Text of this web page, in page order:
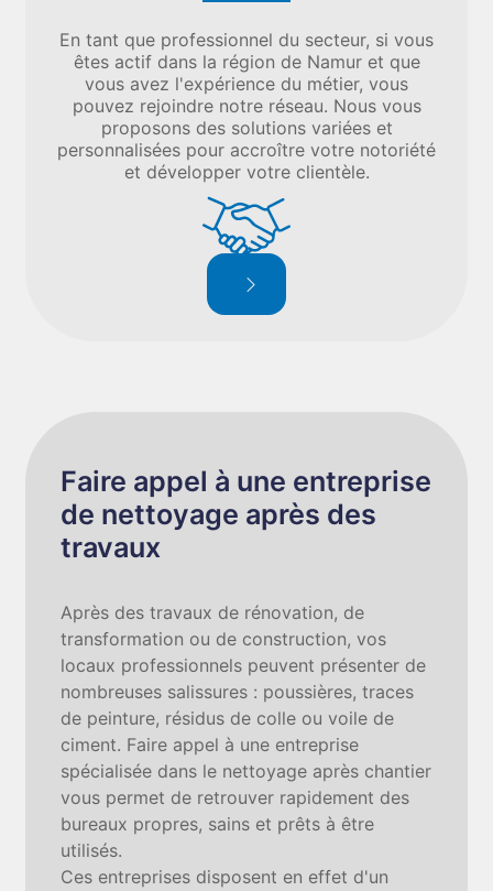
En tant que professionnel du secteur, si vous
êtes actif dans la région de Namur et que
vous avez l'expérience du métier, vous
pouvez rejoindre notre réseau. Nous vous
proposons des solutions variées et
personnalisées pour accroître votre notoriété
et développer votre clientèle.
Faire appel à une entreprise
de nettoyage après des
travaux
Après des travaux de rénovation, de
transformation ou de construction, vos
locaux professionnels peuvent présenter de
nombreuses salissures : poussières, traces
de peinture, résidus de colle ou voile de
ciment. Faire appel à une entreprise
spécialisée dans le nettoyage après chantier
vous permet de retrouver rapidement des
bureaux propres, sains et prêts à être
utilisés.
Ces entreprises disposent en effet d'un